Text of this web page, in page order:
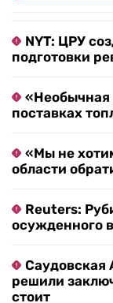
NYT: ЦРУ
подготовки
«Необычная
поставках
«Мы не
области
Reuters:
осужденного
Саудовская
решили
стоит